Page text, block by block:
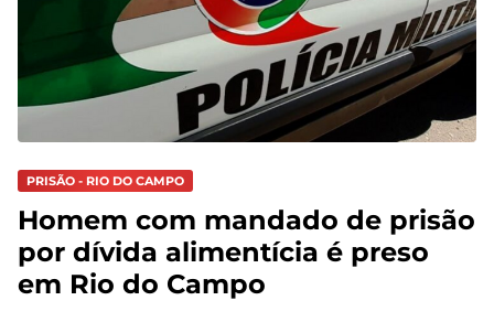
PRISÃO - RIO DO CAMPO
Homem com mandado de prisão
por dívida alimentícia é preso
em Rio do Campo